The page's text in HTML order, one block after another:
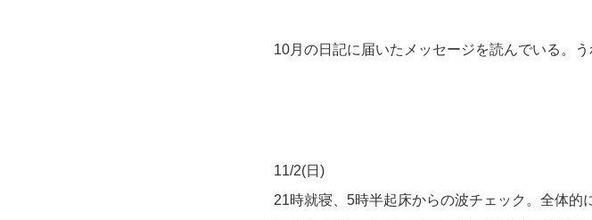
10月の日記に届いたメッセージを読んでいる。う
11/2(日)
21時就寝、5時半起床からの波チェック。全体